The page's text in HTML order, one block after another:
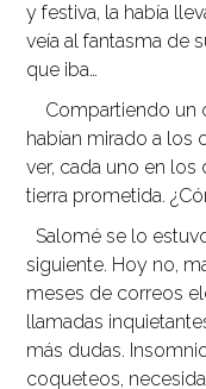
y festiva, la había
veía al fantasma de
que iba…
Compartiendo un
habían mirado a los
ver, cada uno en los
tierra prometida.
Salomé se lo
siguiente. Hoy no,
meses de correos
llamadas
más dudas.
coqueteos,